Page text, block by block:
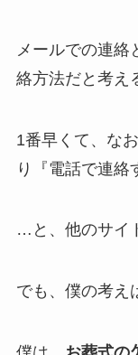
メールでの連絡
絡方法だと考え
1番早くて、な
り『電話で連絡
…と、他のサイ
でも、僕の考え